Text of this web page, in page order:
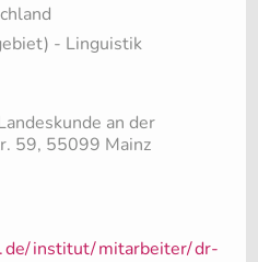
- Linguistik
an der
59, 55099 Mainz
de/institut/mitarbeiter/dr-